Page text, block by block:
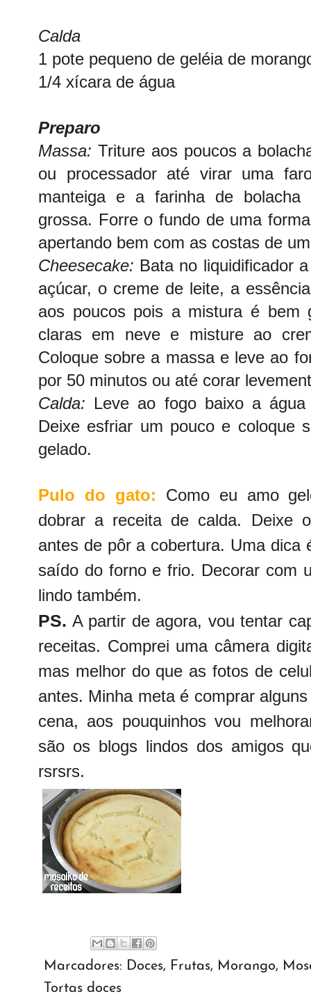
Calda
1 pote pequeno de geléia de
1/4 xícara de água
Preparo
Massa: Triture aos poucos a
ou processador até virar uma
manteiga e a farinha de
grossa. Forre o fundo de uma
apertando bem com as costas de
Cheesecake: Bata no liquidificador
açúcar, o creme de leite, a
aos poucos pois a mistura é bem
claras em neve e misture ao
Coloque sobre a massa e leve ao
por 50 minutos ou até corar
Calda: Leve ao fogo baixo a
Deixe esfriar um pouco e coloque
gelado.
Pulo do gato:
Como eu amo
dobrar a receita de calda. Deixe
antes de pôr a cobertura. Uma dica
saído do forno e frio. Decorar com
lindo também.
PS. A partir de agora, vou tentar
receitas. Comprei uma câmera
mas melhor do que as fotos de
antes. Minha meta é comprar
cena, aos pouquinhos vou
são os blogs lindos dos amigos
rsrsrs.
Marcadores: Doces, Frutas, Morango,
Tortas doces